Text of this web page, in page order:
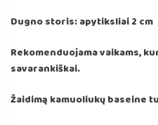
Dugno storis: apytiksliai 2 cm
Rekomenduojama vaikams,
savarankiškai.
Žaidimą kamuoliukų baseine